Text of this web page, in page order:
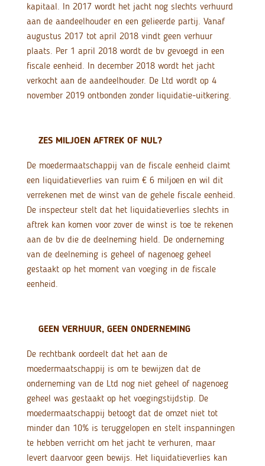
kapitaal. In 2017 wordt het jacht nog slechts verhuurd
aan de aandeelhouder en een gelieerde partij. Vanaf
augustus 2017 tot april 2018 vindt geen verhuur
plaats. Per 1 april 2018 wordt de bv gevoegd in een
fiscale eenheid. In december 2018 wordt het jacht
verkocht aan de aandeelhouder. De Ltd wordt op 4
november 2019 ontbonden zonder liquidatie-uitkering.
ZES MILJOEN AFTREK OF NUL?
De moedermaatschappij van de fiscale eenheid claimt
een liquidatieverlies van ruim € 6 miljoen en wil dit
verrekenen met de winst van de gehele fiscale eenheid.
De inspecteur stelt dat het liquidatieverlies slechts in
aftrek kan komen voor zover de winst is toe te rekenen
aan de bv die de deelneming hield. De onderneming
van de deelneming is geheel of nagenoeg geheel
gestaakt op het moment van voeging in de fiscale
eenheid.
GEEN VERHUUR, GEEN ONDERNEMING
De rechtbank oordeelt dat het aan de
moedermaatschappij is om te bewijzen dat de
onderneming van de Ltd nog niet geheel of nagenoeg
geheel was gestaakt op het voegingstijdstip. De
moedermaatschappij betoogt dat de omzet niet tot
minder dan 10% is teruggelopen en stelt inspanningen
te hebben verricht om het jacht te verhuren, maar
levert daarvoor geen bewijs. Het liquidatieverlies kan